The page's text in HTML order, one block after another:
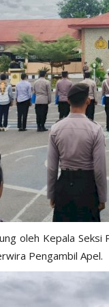
oleh Kepala
Pengambil Apel.
Pembebasan
21, 2024 456